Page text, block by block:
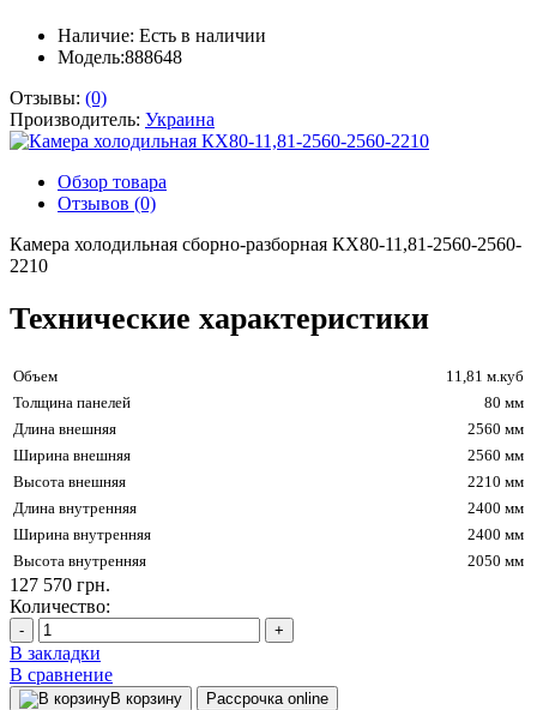
Наличие: Есть в наличии
Модель:888648
Отзывы: (0)
Производитель: Украина
Обзор товара
Отзывов (0)
Камера холодильная сборно-разборная КХ80-11,81-2560-2560-
2210
Технические характеристики
Объем
11,81 м.куб
Толщина панелей
80 мм
Длина внешняя
2560 мм
Ширина внешняя
2560 мм
Высота внешняя
2210 мм
Длина внутренняя
2400 мм
Ширина внутренняя
2400 мм
Высота внутренняя
2050 мм
127 570 грн.
Количество:
- +
В закладки
В сравнение
В корзину Рассрочка online